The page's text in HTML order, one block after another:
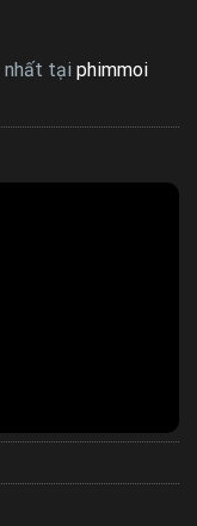
nhất tại phimmoi